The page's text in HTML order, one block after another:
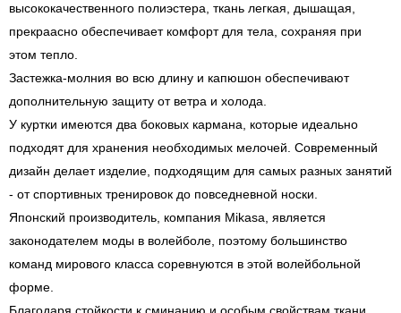
высококачественного полиэстера, ткань легкая, дышащая,
прекраасно обеспечивает комфорт для тела, сохраняя при
этом тепло.
Застежка-молния во всю длину и капюшон обеспечивают
дополнительную защиту от ветра и холода.
У куртки имеются два боковых кармана, которые идеально
подходят для хранения необходимых мелочей. Современный
дизайн делает изделие, подходящим для самых разных занятий
- от спортивных тренировок до повседневной носки.
Японский производитель, компания Mikasa, является
законодателем моды в волейболе, поэтому большинство
команд мирового класса соревнуются в этой волейбольной
форме.